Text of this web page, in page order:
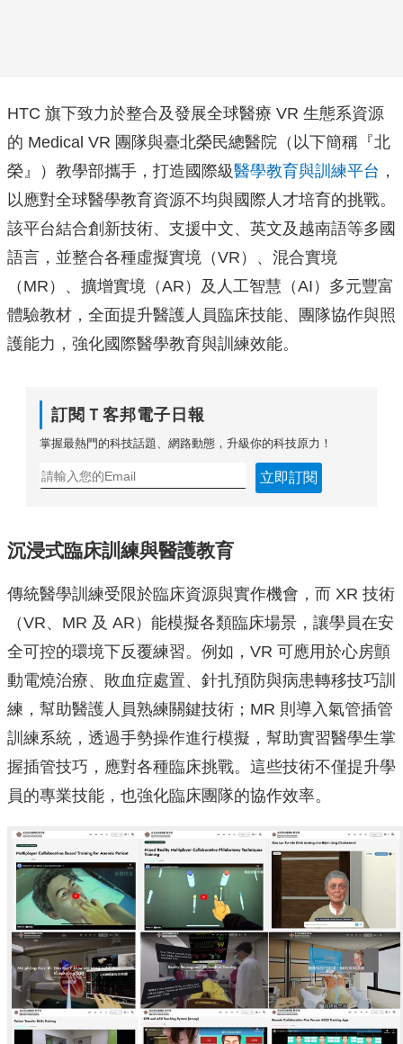
HTC 旗下致力於整合及發展全球醫療 VR 生態系資源
的 Medical VR 團隊與臺北榮民總醫院（以下簡稱『北
榮』）教學部攜手，打造國際級醫學教育與訓練平台 ，
以應對全球醫學教育資源不均與國際人才培育的挑戰。
該平台結合創新技術、支援中文、英文及越南語等多國
語言，並整合各種虛擬實境（VR）、混合實境
（MR）、擴增實境（AR）及人工智慧（AI）多元豐富
體驗教材，全面提升醫護人員臨床技能、團隊協作與照
護能力，強化國際醫學教育與訓練效能。
訂閱Ｔ客邦電子日報
掌握最熱門的科技話題、網路動態，升級你的科技原力！
立即訂閱
沉浸式臨床訓練與醫護教育
傳統醫學訓練受限於臨床資源與實作機會，而 XR 技術
（VR、MR 及 AR）能模擬各類臨床場景，讓學員在安
全可控的環境下反覆練習。例如，VR 可應用於心房顫
動電燒治療、敗血症處置、針扎預防與病患轉移技巧訓
練，幫助醫護人員熟練關鍵技術；MR 則導入氣管插管
訓練系統，透過手勢操作進行模擬，幫助實習醫學生掌
握插管技巧，應對各種臨床挑戰。這些技術不僅提升學
員的專業技能，也強化臨床團隊的協作效率。